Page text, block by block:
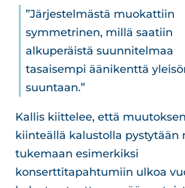
”Järjestelmästä muokattiin
symmetrinen, millä saatiin
alkuperäistä suunnitelmaa
tasaisempi äänikenttä
suuntaan.”
Kallis kiittelee, että
kiinteällä kalustolla pystytään
tukemaan esimerkiksi
konserttitapahtumiin ulkoa